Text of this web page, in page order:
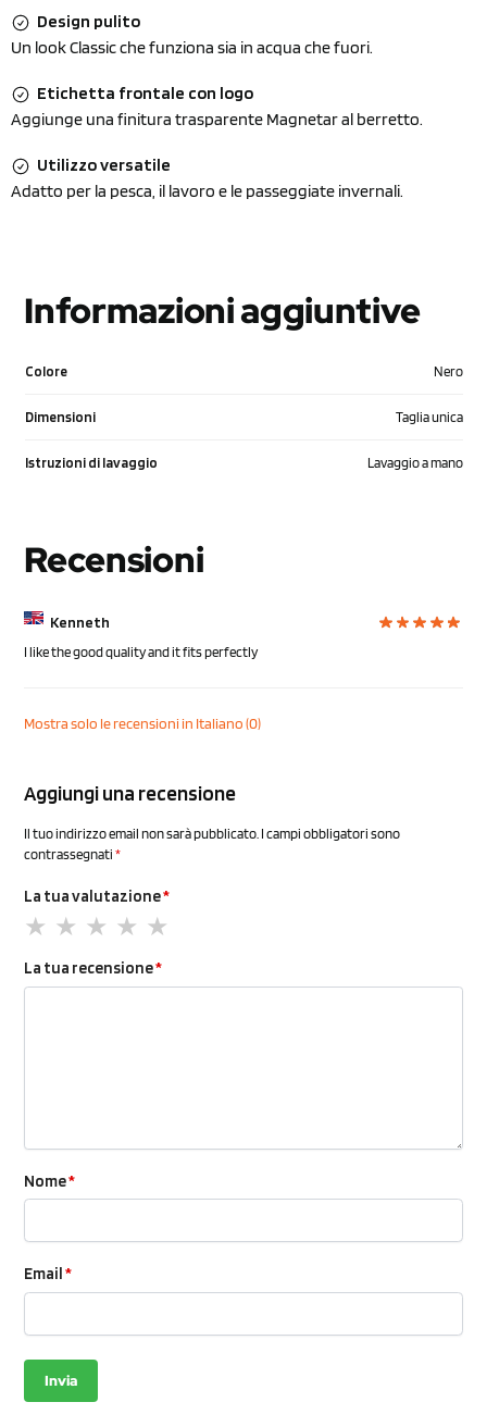
Design pulito
Un look Classic che funziona sia in acqua che fuori.
Etichetta frontale con logo
Aggiunge una finitura trasparente Magnetar al berretto.
Utilizzo versatile
Adatto per la pesca, il lavoro e le passeggiate invernali.
Informazioni aggiuntive
Colore Nero
Dimensioni Taglia unica
Istruzioni di lavaggio Lavaggio a mano
Recensioni
Kenneth
I like the good quality and it fits perfectly
Mostra solo le recensioni in Italiano (0)
Aggiungi una recensione
Il tuo indirizzo email non sarà pubblicato. I campi obbligatori sono
contrassegnati*
La tua valutazione*
La tua recensione*
Nome*
Email*